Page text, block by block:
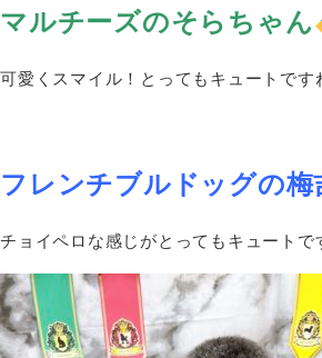
マルチーズのそらちゃん
可愛くスマイル！とってもキュートです
フレンチブルドッグの梅
チョイペロな感じがとってもキュートで